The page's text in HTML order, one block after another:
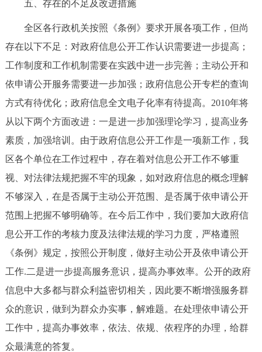
五、存在的不足及改进措施
全区各行政机关按照《条例》要求开展各项工作，但尚
存在以下不足：对政府信息公开工作认识需要进一步提高；
工作制度和工作机制需要在实践中进一步完善；主动公开和
依申请公开服务需要进一步加强；政府信息公开专栏的查询
方式有待优化；政府信息全文电子化率有待提高。2010年将
从以下两个方面改进：一是进一步加强理论学习，提高业务
素质，加强培训。由于政府信息公开工作是一项新工作，我
区各个单位在工作过程中，存在着对信息公开工作不够重
视、对法律法规把握不牢的现象，如对政府信息的概念理解
不够深入，在是否属于主动公开范围、是否属于依申请公开
范围上把握不够明确等。在今后工作中，我们要加大政府信
息公开工作的考核力度及法律法规的学习力度，严格遵照
《条例》规定，按照公开制度，做好主动公开及依申请公开
工作.二是进一步提高服务意识，提高办事效率。公开的政府
信息中大多都与群众利益密切相关，因此要不断增强服务群
众的意识，做到为群众办实事，解难题。在处理依申请公开
工作中，提高办事效率，依法、依规、依程序的办理，给群
众最满意的答复。